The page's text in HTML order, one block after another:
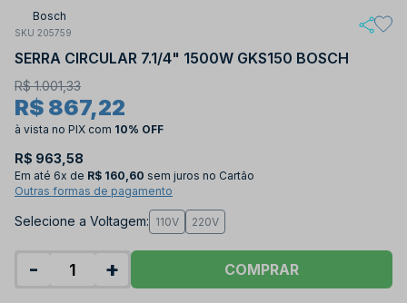
Bosch
SKU 205759
SERRA CIRCULAR 7.1/4" 1500W GKS150 BOSCH
R$ 1.001,33
R$ 867,22
à vista no PIX com 10% OFF
R$ 963,58
Em até 6x de R$ 160,60 sem juros no Cartão
Outras formas de pagamento
Selecione a Voltagem: 110V 220V
- + COMPRAR